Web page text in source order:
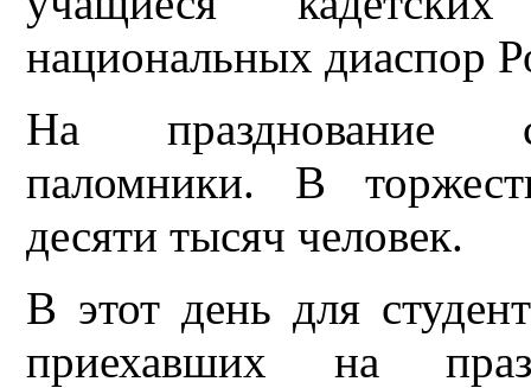
национальных диаспор
На празднование
паломники. В
десяти тысяч человек.
В этот день для
приехавших на